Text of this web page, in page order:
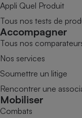
Appli Quel Produit
Tous nos tests de
Accompagner
Tous nos
Nos services
Soumettre un litige
Rencontrer une
Mobiliser
Combats